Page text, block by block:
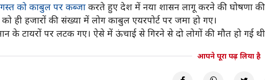
को काबुल पर कब्जा करते हुए देश में नया शासन लागू करने की घोषणा
ही हजारों की संख्या में लोग काबुल एयरपोर्ट पर जमा हो गए।
के टायरों पर लटक गए। ऐसे में ऊंचाई से गिरने से दो लोगों की मौत हो गई
आपने पूरा पढ़ लिया है